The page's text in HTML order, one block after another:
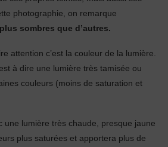
photographie, on remarque
sombres que d’autres.
attention c’est la couleur de la lumière.
à dire une lumière très tamisée ou
couleurs (moins de saturation et
une lumière très chaude, presque jaune
plus saturées et apportera plus de